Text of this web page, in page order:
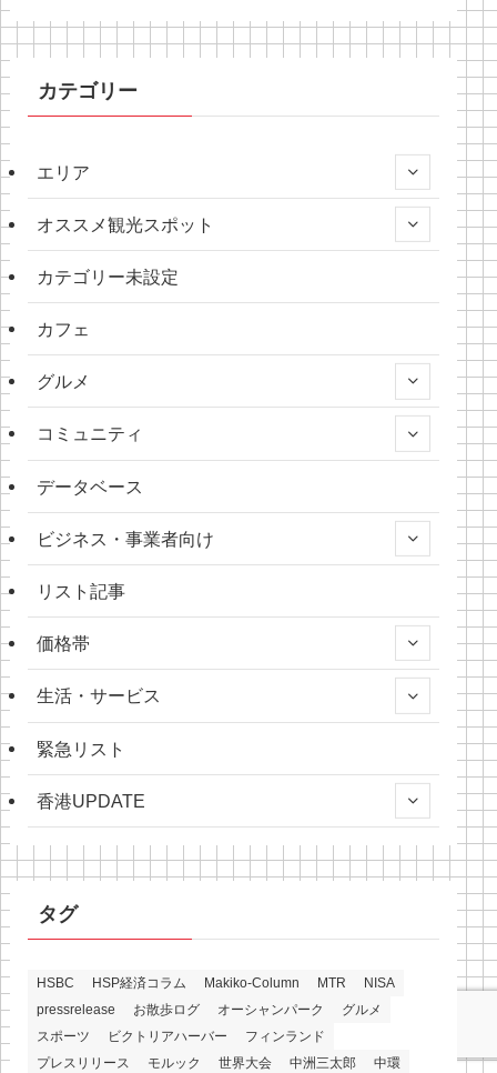
カテゴリー
エリア
オススメ観光スポット
カテゴリー未設定
カフェ
グルメ
コミュニティ
データベース
ビジネス・事業者向け
リスト記事
価格帯
生活・サービス
緊急リスト
香港UPDATE
タグ
HSBC HSP経済コラム Makiko-Column MTR
NISA
pressrelease
お散歩ログ オーシャンパーク
グルメ
スポーツ
ビクトリアハーバー
フィンランド
プレスリリース
モルック 世界大会 中洲三太郎 中環